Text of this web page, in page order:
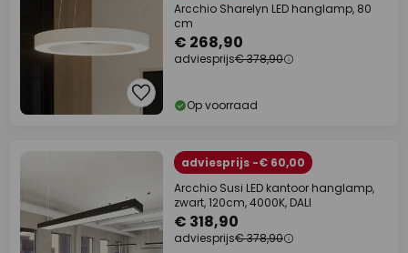
Arcchio Sharelyn LED hanglamp, 80
cm
€ 268,90
adviesprijs€ 378,90
Op voorraad
adviesprijs -€ 60,00
Arcchio Susi LED kantoor hanglamp,
zwart, 120cm, 4000K, DALI
€ 318,90
adviesprijs€ 378,90